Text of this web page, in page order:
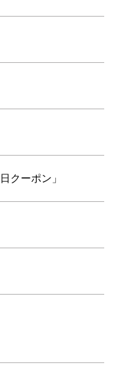
クーポン」